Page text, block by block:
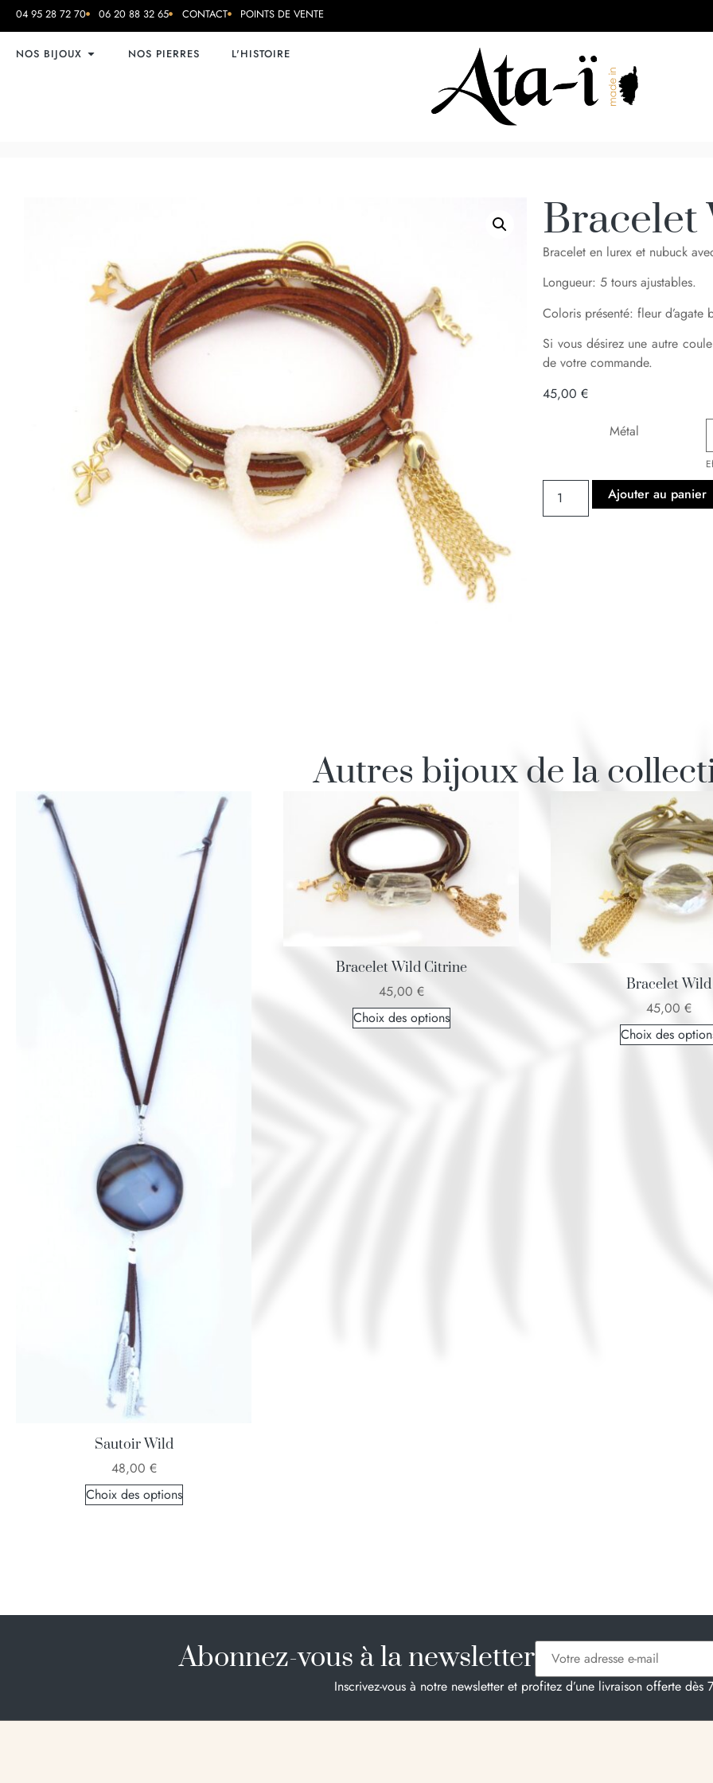
04 95 28 72 70 06 20 88 32 65 CONTACT POINTS DE VENTE
NOS BIJOUX NOS PIERRES L'HISTOIRE
Bracelet
Bracelet en lurex et nubuck
Longueur: 5 tours ajustables.
Coloris présenté: fleur d’agate
Si vous désirez une autre
de votre commande.
45,00 €
Métal
Ajouter au panier
Autres bijoux de la
Sautoir Wild
48,00 €
Choix des options
Bracelet Wild Citrine
45,00 €
Choix des options
Bracelet Wild
45,00 €
Choix des
Abonnez-vous à la newsletter
Inscrivez-vous à notre newsletter et profitez d’une livraison offerte dès